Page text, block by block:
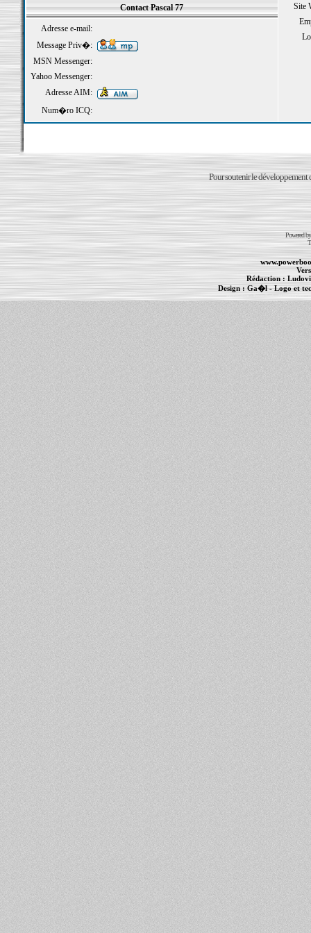
Site
Contact Pascal 77
Adresse e-mail:
Message Priv�:
MSN Messenger:
Yahoo Messenger:
Adresse AIM:
Num�ro ICQ:
Pour soutenir le développement
Powered
Rédaction :
Design : Ga�l- Logo et